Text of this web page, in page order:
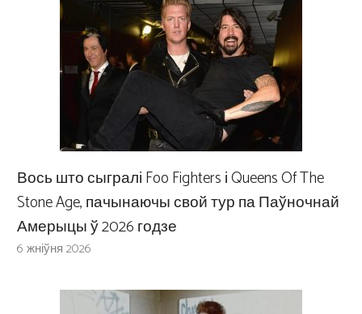
Вось што сыгралі Foo Fighters і Queens Of The
Stone Age, пачынаючы свой тур па Паўночнай
Амерыцы ў 2026 годзе
6 жніўня 2026